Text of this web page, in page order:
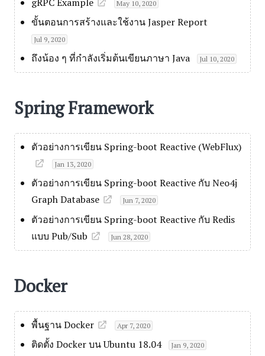
May 10, 2020
ขั้นตอนการสร้างและใช้งาน Jasper Report
Jul 9, 2020
ถึงน้อง ๆ ที่กำลังเริ่มต้นเขียนภาษา Java Jul 10, 2020
Spring Framework
ตัวอย่างการเขียน Spring-boot Reactive (WebFlux)
Jan 13, 2020
ตัวอย่างการเขียน Spring-boot Reactive กับ Neo4j
Graph Database
Jun 7, 2020
ตัวอย่างการเขียน Spring-boot Reactive กับ Redis
แบบ Pub/Sub
Jun 28, 2020
Docker
พื้นฐาน Docker Apr 7, 2020
ติดตั้ง Docker บน Ubuntu 18.04 Jan 9, 2020